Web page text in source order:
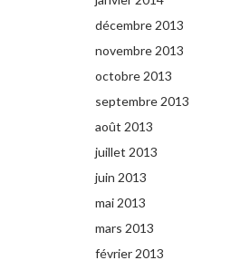
décembre 2013
novembre 2013
octobre 2013
septembre 2013
août 2013
juillet 2013
juin 2013
mai 2013
mars 2013
février 2013